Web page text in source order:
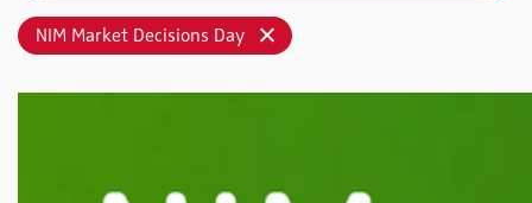
NIM Market Decisions Day